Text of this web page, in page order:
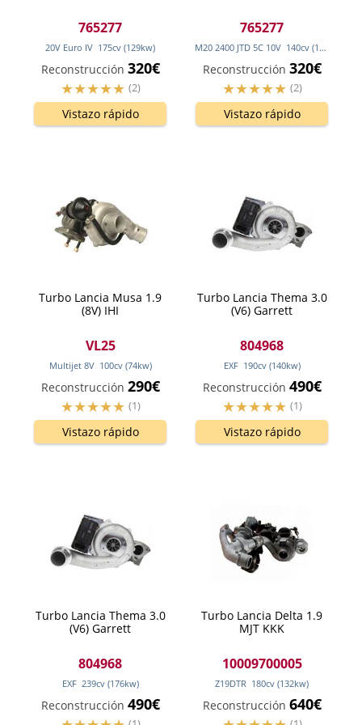
765277
20V Euro IV 175cv (129kw)
Reconstrucción 320€
(2)
Vistazo rápido
765277
M20 2400 JTD 5C 10V 140cv (103
Reconstrucción 320€
(2)
Vistazo rápido
Turbo Lancia Musa 1.9
(8V) IHI
VL25
Multijet 8V 100cv (74kw)
Reconstrucción 290€
(1)
Vistazo rápido
Turbo Lancia Thema 3.0
(V6) Garrett
804968
EXF 190cv (140kw)
Reconstrucción 490€
(1)
Vistazo rápido
Turbo Lancia Thema 3.0
(V6) Garrett
804968
EXF 239cv (176kw)
Reconstrucción 490€
Turbo Lancia Delta 1.9
MJT KKK
10009700005
Z19DTR 180cv (132kw)
Reconstrucción 640€